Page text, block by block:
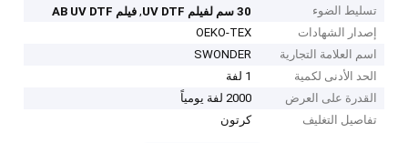
تسليط الضوء 30 سم لفيلم UV DTF ,فيلم AB UV DTF
إصدار الشهادات
OEKO-TEX
اسم العلامة التجارية
SWONDER
الحد الأدنى لكمية
1 لفة
القدرة على العرض
2000 لفة يومياً
تفاصيل التغليف
كرتون